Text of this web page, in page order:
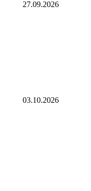
27.09.2026
03.10.2026